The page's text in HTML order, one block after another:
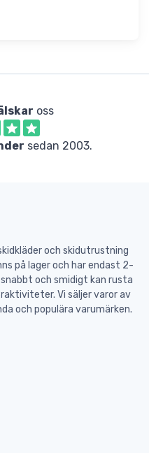
oss
sedan 2003.
och skidutrustning
på lager och har endast 2-
och smidigt kan rusta
Vi säljer varor av
och populära varumärken.